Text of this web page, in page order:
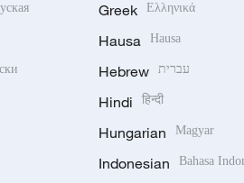
Greek Ελληνικά
Hausa Hausa
Hebrew עברית
Hindi हिन्दी
Hungarian Magyar
Indonesian Bahasa